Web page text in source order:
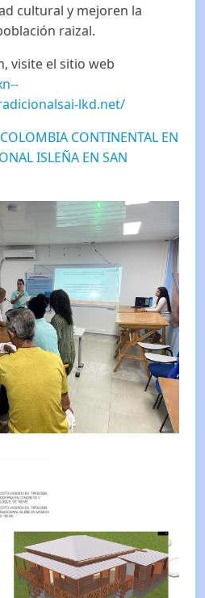
cultural y mejoren la
raizal.
visite el sitio web
lkd.net/
CONTINENTAL EN
ISLEÑA EN SAN